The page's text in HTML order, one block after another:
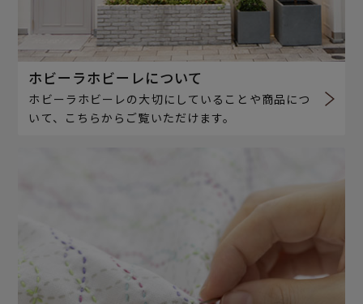
ホビーラホビーレについて
ホビーラホビーレの大切にしていることや商品につ
いて、こちらからご覧いただけます。